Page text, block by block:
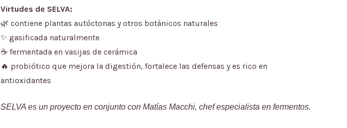
Virtudes de SELVA:
🌿 contiene plantas autóctonas y otros botánicos naturales
✨ gasificada naturalmente
☕ fermentada en vasijas de cerámica
🔥 probiótico que mejora la digestión, fortalece las defensas y es rico en
antioxidantes
SELVA es un proyecto en conjunto con Matías Macchi, chef especialista en fermentos.